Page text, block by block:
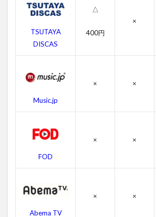
吹き
替え
ミ
シ
ョ
ン
の
ら
じ
TSUTAYA
DISCAS
△
400円
×
Music.jp
× ×
FOD
× ×
Abema TV
× ×